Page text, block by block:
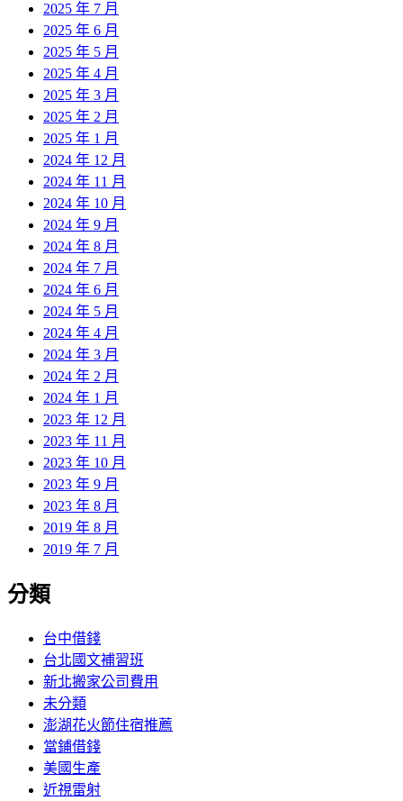
2025 年 7 月
2025 年 6 月
2025 年 5 月
2025 年 4 月
2025 年 3 月
2025 年 2 月
2025 年 1 月
2024 年 12 月
2024 年 11 月
2024 年 10 月
2024 年 9 月
2024 年 8 月
2024 年 7 月
2024 年 6 月
2024 年 5 月
2024 年 4 月
2024 年 3 月
2024 年 2 月
2024 年 1 月
2023 年 12 月
2023 年 11 月
2023 年 10 月
2023 年 9 月
2023 年 8 月
2019 年 8 月
2019 年 7 月
分類
台中借錢
台北國文補習班
新北搬家公司費用
未分類
澎湖花火節住宿推薦
當鋪借錢
美國生產
近視雷射